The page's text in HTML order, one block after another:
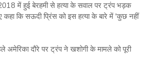
में हुई बेरहमी से हत्या के सवाल पर ट्रंप भड़क
कहा कि सऊदी प्रिंस को इस हत्या के बारे में 'कुछ नहीं
दौरे पर ट्रंप ने खशोगी के मामले को पूरी